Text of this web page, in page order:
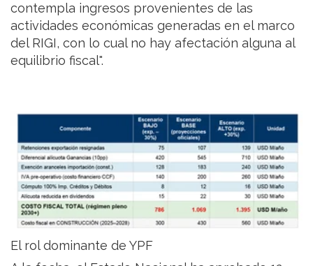
contempla ingresos provenientes de las
actividades económicas generadas en el marco
del RIGI, con lo cual no hay afectación alguna al
equilibrio fiscal".
El rol dominante de YPF